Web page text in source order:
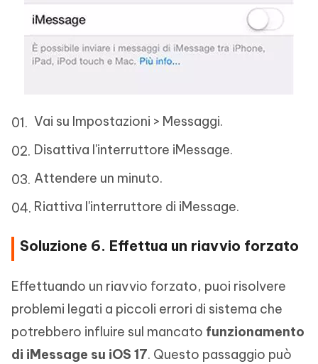
Vai su Impostazioni > Messaggi.
Disattiva l'interruttore iMessage.
Attendere un minuto.
Riattiva l'interruttore di iMessage.
Soluzione 6. Effettua un riavvio forzato
Effettuando un riavvio forzato, puoi risolvere
problemi legati a piccoli errori di sistema che
potrebbero influire sul mancato funzionamento
di iMessage su iOS 17. Questo passaggio può